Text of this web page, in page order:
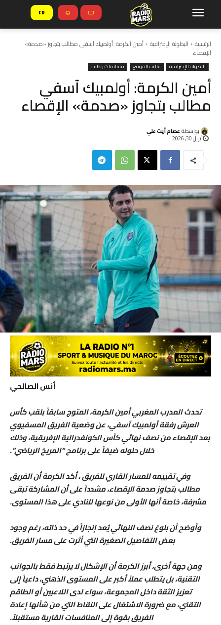
FR
الرئيسية البطولة الإحترافية أمين الكرمة: أولمبيك آسفي مطالب بتجاوز «صدمة»
الإقصاء
البطولة الإحترافية غلاف الموقع مسابقات وطنية
أمين الكرمة: أولمبيك آسفي
مطالب بتجاوز «صدمة» الإقصاء
بواسطة عصام أيت علي
أبريل 30, 2026
أنس الصالحي
تحدث المدرب المغربي أمين الكرمة، المتوج سابقاً بلقب كأس
العرش رفقة أولمبيك آسفي، عن وضعية الفريق المسفيوي
بعد الإقصاء من نصف نهائي كأس الكونفدرالية الإفريقية، وذلك
خلال حلوله ضيفاً على برنامج “المريخ الرياضي”.
وفي تقييمه للمسار القاري للفريق ، أكد الكرمة أن الفريق
مطالب بتجاوز صدمة الإقصاء، مشدداً على أن المشاركة تبقى
مشرفة، خاصة أنها الأولى من نوعها للنادي على هذا المستوى.
وأوضح أن بلوغ نصف النهائي يُعد إنجازاً في حد ذاته، رغم وجود
بعض التفاصيل الصغيرة التي أثرت على مسار الفريق.
ومن جهة أخرى، أبرز الكرمة أن الإشكال لا يرتبط فقط بالجوانب
التقنية، بل يتطلب عملاً أكبر على المستوى الذهني، داعياً إلى
تعزيز الثقة داخل المجموعة، سواء لدى اللاعبين أو الطاقم
التقني، مع ضرورة الاشتغال على النقاط التي من شأنها إعادة
الفريق بقوة إلى المنافسات القارية مستقبلاً.